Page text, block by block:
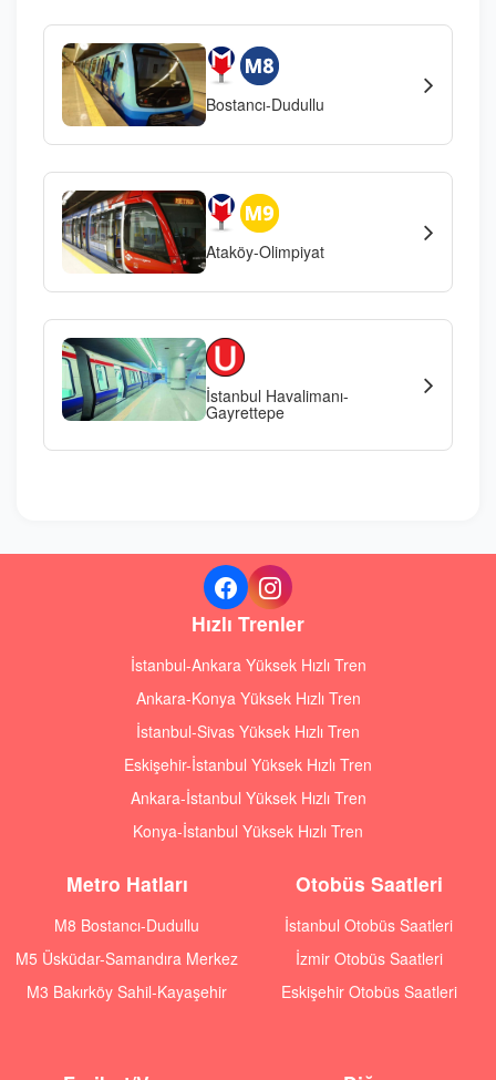
Bostancı-Dudullu
Ataköy-Olimpiyat
İstanbul Havalimanı-
Gayrettepe
Hızlı Trenler
İstanbul-Ankara Yüksek Hızlı Tren
Ankara-Konya Yüksek Hızlı Tren
İstanbul-Sivas Yüksek Hızlı Tren
Eskişehir-İstanbul Yüksek Hızlı Tren
Ankara-İstanbul Yüksek Hızlı Tren
Konya-İstanbul Yüksek Hızlı Tren
Metro Hatları
M8 Bostancı-Dudullu
M5 Üsküdar-Samandıra Merkez
M3 Bakırköy Sahil-Kayaşehir
Otobüs Saatleri
İstanbul Otobüs Saatleri
İzmir Otobüs Saatleri
Eskişehir Otobüs Saatleri